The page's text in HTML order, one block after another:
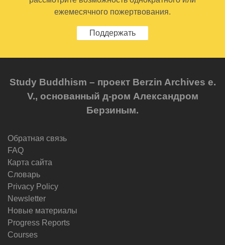
ежемесячного пожертвования.
Поддержать
Study Buddhism – проект Berzin Archives e.
V., основанный д-ром Александром
Берзиным.
Обратная связь
FAQ
Карта сайта
Словарь
Privacy Policy
Newsletter
Новые материалы
Progress Reports
Courses